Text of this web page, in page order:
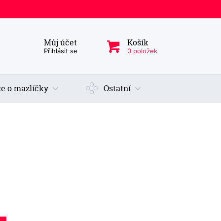
Můj účet
Přihlásit se
Košík
0 položek
produkt, kategorie...
o mazlíčky Ostatní